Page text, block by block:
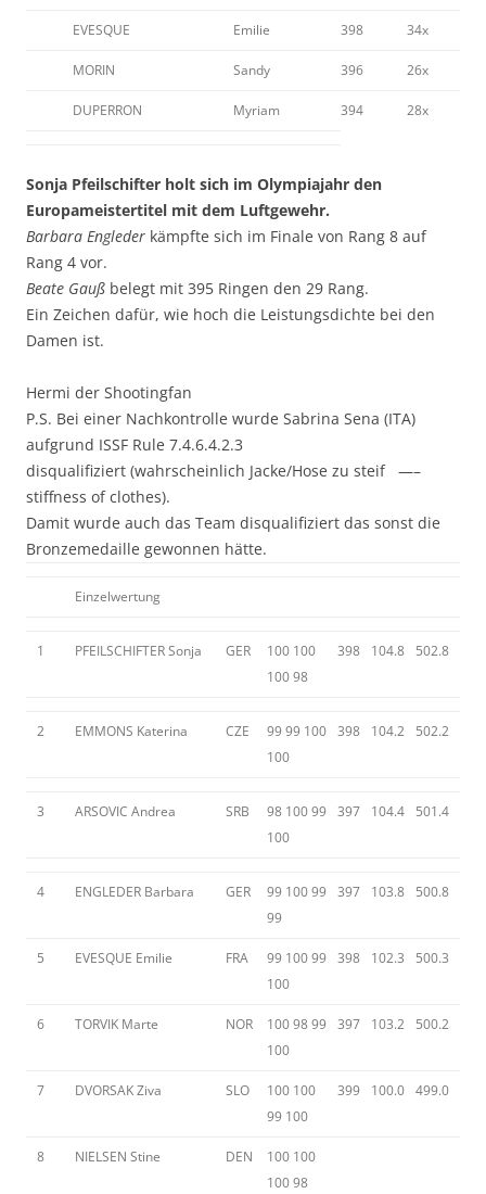
EVESQUE Emilie 398 34x
MORIN Sandy 396 26x
DUPERRON Myriam 394 28x
Sonja Pfeilschifter holt sich im Olympiajahr den
Europameistertitel mit dem Luftgewehr.
Barbara Engleder kämpfte sich im Finale von Rang 8 auf
Rang 4 vor.
Beate Gauß belegt mit 395 Ringen den 29 Rang.
Ein Zeichen dafür, wie hoch die Leistungsdichte bei den
Damen ist.
Hermi der Shootingfan
P.S. Bei einer Nachkontrolle wurde Sabrina Sena (ITA)
aufgrund ISSF Rule 7.4.6.4.2.3
disqualifiziert (wahrscheinlich Jacke/Hose zu steif —–
stiffness of clothes).
Damit wurde auch das Team disqualifiziert das sonst die
Bronzemedaille gewonnen hätte.
Einzelwertung
1 PFEILSCHIFTER Sonja GER
100 100
100 98
398 104.8 502.8
2 EMMONS Katerina CZE
99 99 100
100
398 104.2 502.2
3 ARSOVIC Andrea SRB
98 100 99
100
397 104.4 501.4
4 ENGLEDER Barbara GER
99 100 99
99
397 103.8 500.8
5 EVESQUE Emilie FRA
99 100 99
100
398 102.3 500.3
6 TORVIK Marte NOR
100 98 99
100
397 103.2 500.2
7 DVORSAK Ziva SLO
100 100
99 100
399 100.0 499.0
8 NIELSEN Stine DEN
100 100
100 98